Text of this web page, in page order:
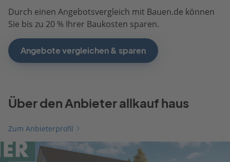
Durch einen Angebotsvergleich mit Bauen.de können
Sie bis zu 20 % Ihrer Baukosten sparen.
Angebote vergleichen & sparen
Über den Anbieter allkauf haus
Zum Anbieterprofil